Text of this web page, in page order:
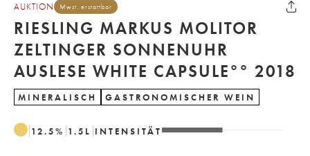
AUKTION Mwst. erstattbar
RIESLING MARKUS MOLITOR
ZELTINGER SONNENUHR
AUSLESE WHITE CAPSULE°° 2018
MINERALISCH GASTRONOMISCHER WEIN
12.5% 1.5 L INTENSITÄT